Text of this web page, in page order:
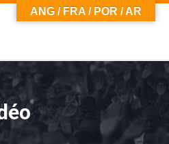
ANG / FRA / POR / AR